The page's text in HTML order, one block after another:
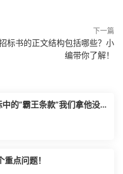
下一篇
标书的正文结构包括哪些？小
编带你了解！
的“霸王条款”我们拿他没脾
点问题！